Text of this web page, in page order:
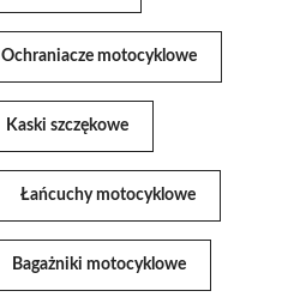
Ochraniacze motocyklowe
Kaski szczękowe
Łańcuchy motocyklowe
Bagażniki motocyklowe